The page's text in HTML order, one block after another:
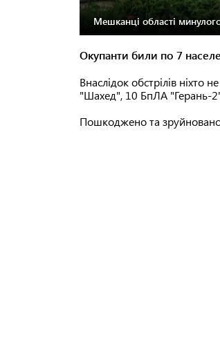
Мешканці області
Окупанти били по 7
Внаслідок обстрілів
"Шахед", 10 БпЛА "Герань-
Пошкоджено та зруйновано